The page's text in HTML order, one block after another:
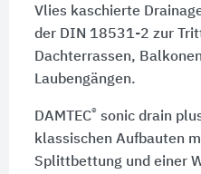
Vlies kaschierte
der DIN 18531-2 zur
Dachterrassen,
Laubengängen.
DAMTEC® sonic drain
klassischen Aufbauten
Splittbettung und einer